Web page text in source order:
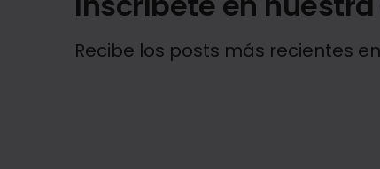
Recibe los posts más recientes